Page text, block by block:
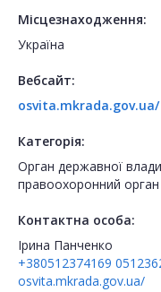
Місцезнаходження:
Україна
Вебсайт:
osvita.mkrada.gov.ua/
Категорія:
Орган державної
правоохоронний орган
Контактна особа:
Ірина Панченко
+380512374169
osvita.mkrada.gov.ua/